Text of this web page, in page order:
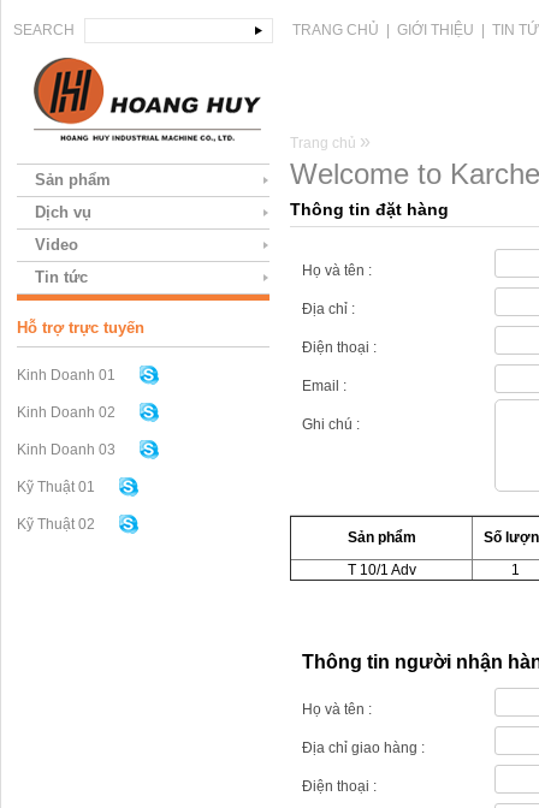
SEARCH TRANG CHỦ GIỚI THIỆU TIN
Trang chủ »
Welcome to
Sản phẩm
Dịch vụ
Video
Tin tức
Hỗ trợ trực tuyến
Kinh Doanh 01
Kinh Doanh 02
Kinh Doanh 03
Kỹ Thuật 01
Kỹ Thuật 02
Thông tin đặt hàng
Họ và tên :
Địa chỉ :
Điện thoại :
Email :
Ghi chú :
Sản phẩm
Số
T 10/1 Adv
1
Thông tin người nhận
Họ và tên :
Địa chỉ giao hàng :
Điện thoại :